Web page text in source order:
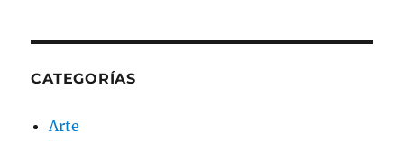
CATEGORÍAS
Arte